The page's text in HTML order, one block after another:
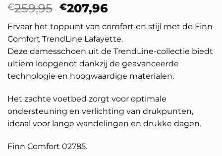
€259,95 Oorspronkelijke
was:
€259,95.
€207,96Huidige
prijs
is:
€207,96.
Ervaar het toppunt van comfort en stijl met de Finn
Comfort TrendLine Lafayette.
Deze damesschoen uit de TrendLine-collectie biedt
ultiem loopgenot dankzij de geavanceerde
technologie en hoogwaardige materialen.
Het zachte voetbed zorgt voor optimale
ondersteuning en verlichting van drukpunten,
ideaal voor lange wandelingen en drukke dagen.
Finn Comfort 02785.